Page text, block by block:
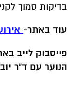
בדיקות סמוך
עוד באתר-
פייסבוק לייב
הנוער עם ד"ר